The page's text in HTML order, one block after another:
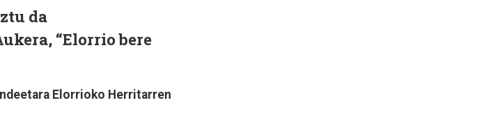
da
“Elorrio bere
Elorrioko Herritarren